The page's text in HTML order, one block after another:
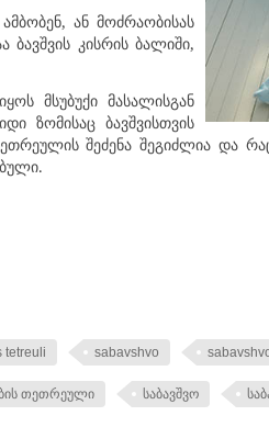
ან მოძრაობისას
ბავშვის კისრის ბალიში,
მსუბუქი მასალისგან
ზომისაც ბავშვისთვის
შეძენა შეგიძლია და
tetreuli sabavshvo
თეთრეული საბავშვო